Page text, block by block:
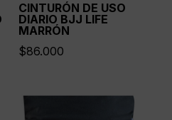
CINTURÓN DE USO
DIARIO BJJ LIFE
MARRÓN
$86.000